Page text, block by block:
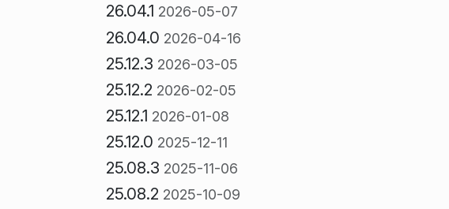
26.04.1 2026-05-07
26.04.0 2026-04-16
25.12.3 2026-03-05
25.12.2 2026-02-05
25.12.1 2026-01-08
25.12.0 2025-12-11
25.08.3 2025-11-06
25.08.2 2025-10-09